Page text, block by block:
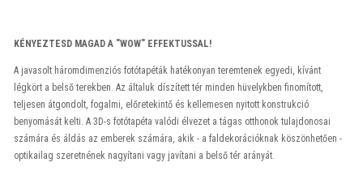
KÉNYEZTESD MAGAD A "WOW" EFFEKTUSSAL!
A javasolt háromdimenziós fotótapéták hatékonyan teremtenek egyedi, kívánt
légkört a belső terekben. Az általuk díszített tér minden hüvelykben finomított,
teljesen átgondolt, fogalmi, előretekintő és kellemesen nyitott konstrukció
benyomását kelti. A 3D-s fotótapéta valódi élvezet a tágas otthonok tulajdonosai
számára és áldás az emberek számára, akik - a faldekorációknak köszönhetően -
optikailag szeretnének nagyítani vagy javítani a belső tér arányát.